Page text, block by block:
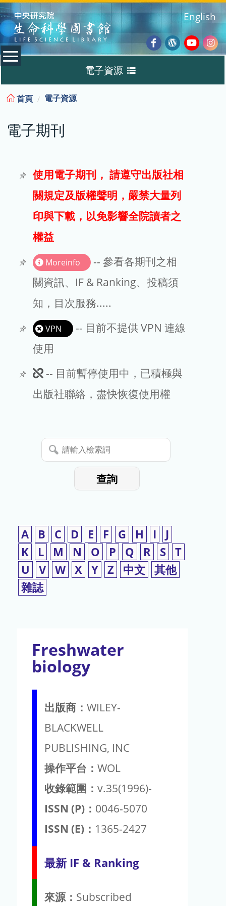
:::
Facebook
Wordpress
English
電子資源
電子期刊
試用
文章處理費
EndNote
首頁 電子資源
電子期刊
使用電子期刊， 請遵守出版社相
關規定及版權聲明，嚴禁大量列
印與下載，以免影響全院讀者之
權益
Moreinfo
-- 參看各期刊之相
關資訊、IF & Ranking、投稿須
知，目次服務.....
VPN
-- 目前不提供 VPN 連線
使用
此
期
暫
停
-- 目前暫停使用中，已積極與
出版社聯絡，盡快恢復使用權
請
輸
查詢
A B C D E F G H I
J
K
L M N O P Q R S T
U
V W X Y Z 中文 其他
雜誌
Freshwater
biology
出版商： WILEY-
BLACKWELL
PUBLISHING, INC
操作平台： WOL
收錄範圍： v.35(1996)-
ISSN (P)： 0046-5070
ISSN (E)： 1365-2427
最新 IF & Ranking
來源： Subscribed